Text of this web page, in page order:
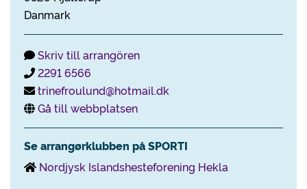
Danmark
Skriv till arrangören
2291 6566
trinefroulund@hotmail.dk
Gå till webbplatsen
Se arrangørklubben på SPORTI
Nordjysk Islandshesteforening Hekla